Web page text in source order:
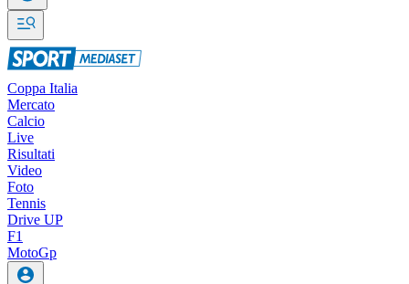
Coppa Italia
Mercato
Calcio
Live
Risultati
Video
Foto
Tennis
Drive UP
F1
MotoGp